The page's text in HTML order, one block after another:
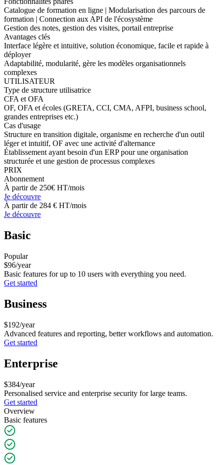
Catalogue de formation en ligne | Modularisation des parcours de
formation | Connection aux API de l'écosystème
Gestion des notes, gestion des visites, portail entreprise
Avantages clés
Interface légère et intuitive, solution économique, facile et rapide à
déployer
Adaptabilité, modularité, gère les modèles organisationnels
complexes
UTILISATEUR
Type de structure utilisatrice
CFA et OFA
OF, OFA et écoles (GRETA, CCI, CMA, AFPI, business school,
grandes entreprises etc.)
Cas d'usage
Structure en transition digitale, organisme en recherche d'un outil
léger et intuitif, OF avec une activité d'alternance
Établissement ayant besoin d'un ERP pour une organisation
structurée et une gestion de processus complexes
PRIX
Abonnement
À partir de 250€ HT/mois
Je découvre
À partir de 284 € HT/mois
Je découvre
Basic
Popular
$96/year
Basic features for up to 10 users with everything you need.
Get started
Business
$192/year
Advanced features and reporting, better workflows and automation.
Get started
Enterprise
$384/year
Personalised service and enterprise security for large teams.
Get started
Overview
Basic features